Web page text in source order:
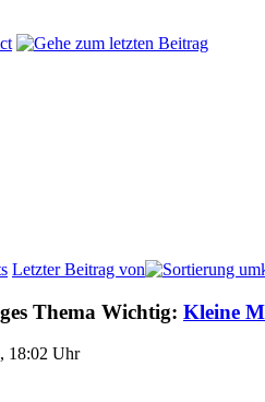
Letzter Beitrag von
Wichtig: Kleine
18:02 Uhr